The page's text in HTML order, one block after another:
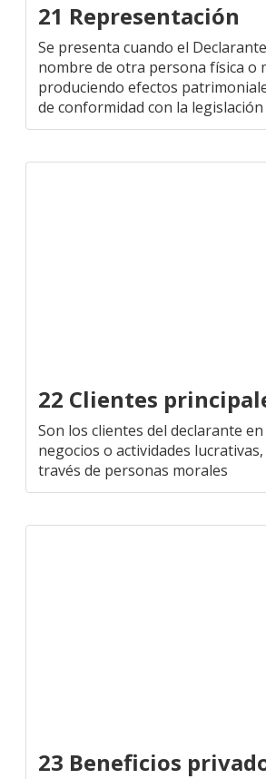
21 Representación
Se presenta cuando el
nombre de otra persona física o
produciendo efectos
de conformidad con la
22 Clientes
Son los clientes del declarante
negocios o actividades
través de personas morales
23 Beneficios